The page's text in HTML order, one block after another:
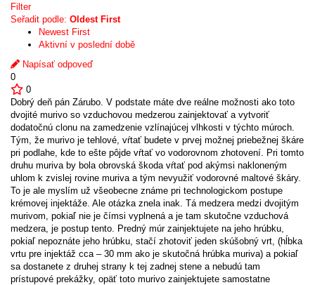
Filter
Seřadit podle: Oldest First
Newest First
Aktivní v poslední době
Napísať odpoveď
0
0
Dobrý deň pán Zárubo. V podstate máte dve reálne možnosti ako toto
dvojité murivo so vzduchovou medzerou zainjektovať a vytvoriť
dodatočnú clonu na zamedzenie vzlínajúcej vlhkosti v týchto múroch.
Tým, že murivo je tehlové, vŕtať budete v prvej možnej priebežnej škáre
pri podlahe, kde to ešte pôjde vŕtať vo vodorovnom zhotovení. Pri tomto
druhu muriva by bola obrovská škoda vŕtať pod akýmsi nakloneným
uhlom k zvislej rovine muriva a tým nevyužiť vodorovné maltové škáry.
To je ale myslím už všeobecne známe pri technologickom postupe
krémovej injektáže. Ale otázka znela inak. Tá medzera medzi dvojitým
murivom, pokiaľ nie je čímsi vyplnená a je tam skutočne vzduchová
medzera, je postup tento. Predný múr zainjektujete na jeho hrúbku,
pokiaľ nepoznáte jeho hrúbku, stačí zhotoviť jeden skúšobný vrt, (hĺbka
vrtu pre injektáž cca – 30 mm ako je skutočná hrúbka muriva) a pokiaľ
sa dostanete z druhej strany k tej zadnej stene a nebudú tam
prístupové prekážky, opäť toto murivo zainjektujete samostatne